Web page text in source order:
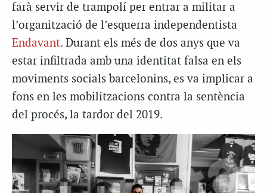
farà servir de trampolí per entrar a militar a
l’organització de l’esquerra independentista
Endavant. Durant els més de dos anys que va
estar infiltrada amb una identitat falsa en els
moviments socials barcelonins, es va implicar a
fons en les mobilitzacions contra la sentència
del procés, la tardor del 2019.